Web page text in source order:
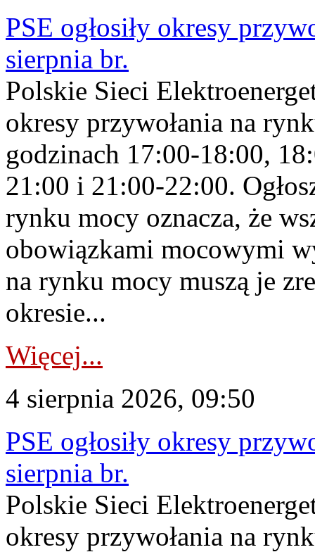
PSE ogłosiły okresy
sierpnia br.
Polskie Sieci
okresy przywołania na
godzinach 17:00-18:00,
21:00 i 21:00-22:00.
rynku mocy oznacza, że
obowiązkami mocowymi
na rynku mocy muszą je
okresie...
Więcej...
4 sierpnia 2026, 09:50
PSE ogłosiły okresy
sierpnia br.
Polskie Sieci
okresy przywołania na